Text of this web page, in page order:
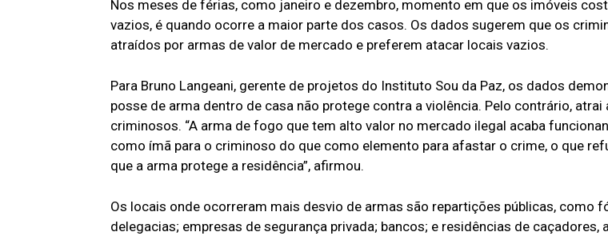
Nos meses de férias, como janeiro e dezembro, momento em que os imóveis
vazios, é quando ocorre a maior parte dos casos. Os dados sugerem que os
atraídos por armas de valor de mercado e preferem atacar locais vazios.
Para Bruno Langeani, gerente de projetos do Instituto Sou da Paz, os dados
posse de arma dentro de casa não protege contra a violência. Pelo contrário, atrai
criminosos. “A arma de fogo que tem alto valor no mercado ilegal acaba
como ímã para o criminoso do que como elemento para afastar o crime, o que
que a arma protege a residência”, afirmou.
Os locais onde ocorreram mais desvio de armas são repartições públicas, como
delegacias; empresas de segurança privada; bancos; e residências de caçadores,